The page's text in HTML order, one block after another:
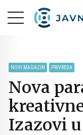
NOVI MAGAZIN PRIVREDA
Nova
Izazovi